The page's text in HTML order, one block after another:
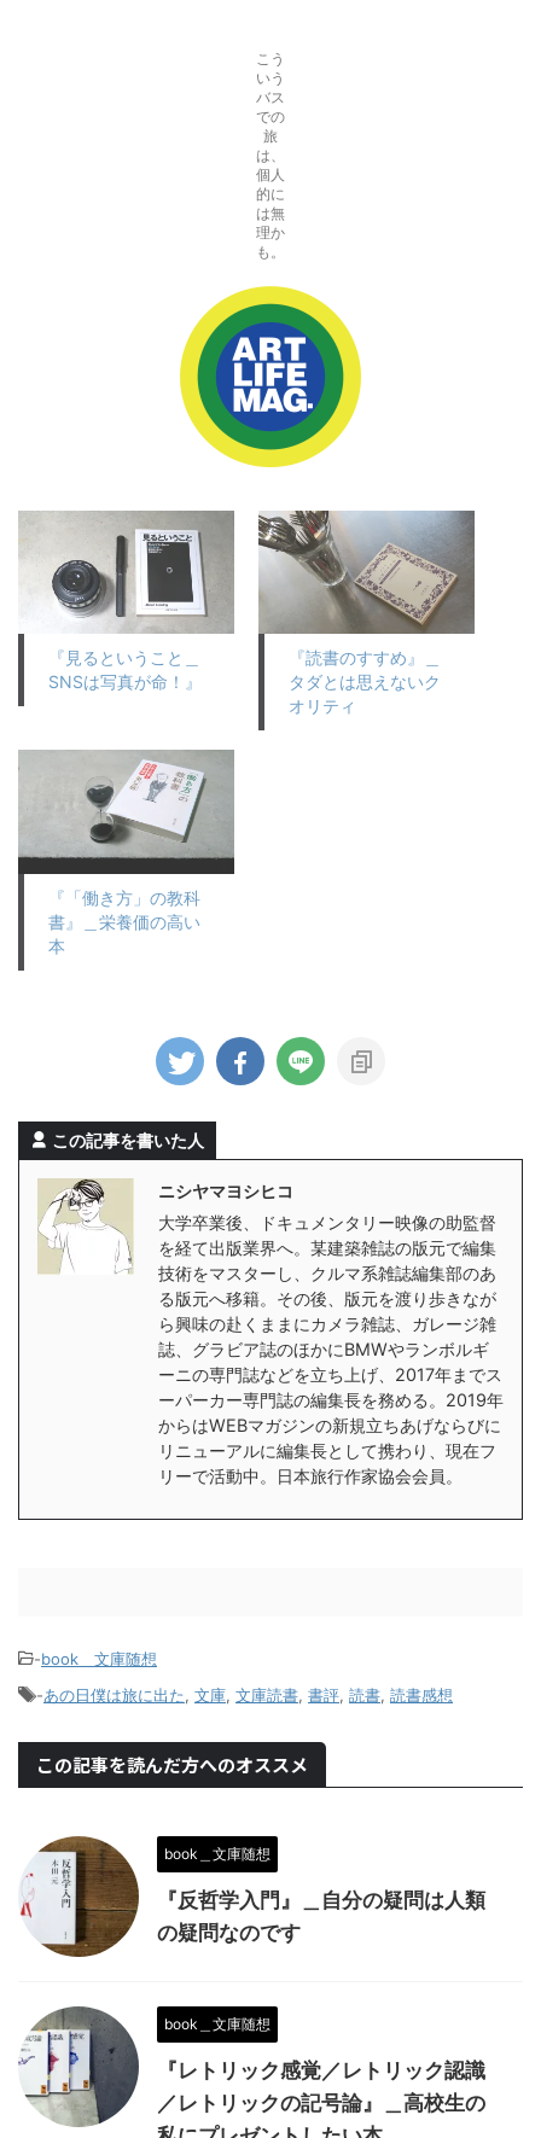
こう
いう
バス
での
旅
は、
個人
的に
は無
理か
も。
『見るということ＿
SNSは写真が命！』
『読書のすすめ』＿
タダとは思えないク
オリティ
『「働き方」の教科
書』＿栄養価の高い
本
この記事を書いた人
ニシヤマヨシヒコ
大学卒業後、ドキュメンタリー映像の助監督
を経て出版業界へ。某建築雑誌の版元で編集
技術をマスターし、クルマ系雑誌編集部のあ
る版元へ移籍。その後、版元を渡り歩きなが
ら興味の赴くままにカメラ雑誌、ガレージ雑
誌、グラビア誌のほかにBMWやランボルギ
ーニの専門誌などを立ち上げ、2017年までス
ーパーカー専門誌の編集長を務める。2019年
からはWEBマガジンの新規立ちあげならびに
リニューアルに編集長として携わり、現在フ
リーで活動中。日本旅行作家協会会員。
-book＿文庫随想
-あの日僕は旅に出た, 文庫, 文庫読書, 書評, 読書, 読書感想
この記事を読んだ方へのオススメ
book＿文庫随想
『反哲学入門』＿自分の疑問は人類
の疑問なのです
book＿文庫随想
『レトリック感覚／レトリック認識
／レトリックの記号論』＿高校生の